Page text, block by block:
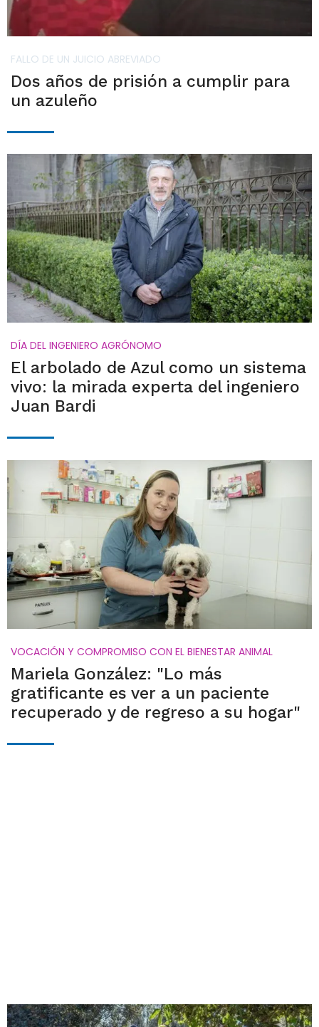
FALLO DE UN JUICIO ABREVIADO
Dos años de prisión a cumplir para
un azuleño
DÍA DEL INGENIERO AGRÓNOMO
El arbolado de Azul como un sistema
vivo: la mirada experta del ingeniero
Juan Bardi
VOCACIÓN Y COMPROMISO CON EL BIENESTAR ANIMAL
Mariela González: "Lo más
gratificante es ver a un paciente
recuperado y de regreso a su hogar"